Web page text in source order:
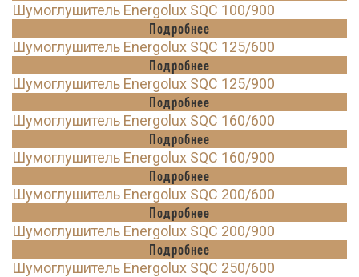
Шумоглушитель Energolux SQC 100/900
Подробнее
Шумоглушитель Energolux SQC 125/600
Подробнее
Шумоглушитель Energolux SQC 125/900
Подробнее
Шумоглушитель Energolux SQC 160/600
Подробнее
Шумоглушитель Energolux SQC 160/900
Подробнее
Шумоглушитель Energolux SQC 200/600
Подробнее
Шумоглушитель Energolux SQC 200/900
Подробнее
Шумоглушитель Energolux SQC 250/600